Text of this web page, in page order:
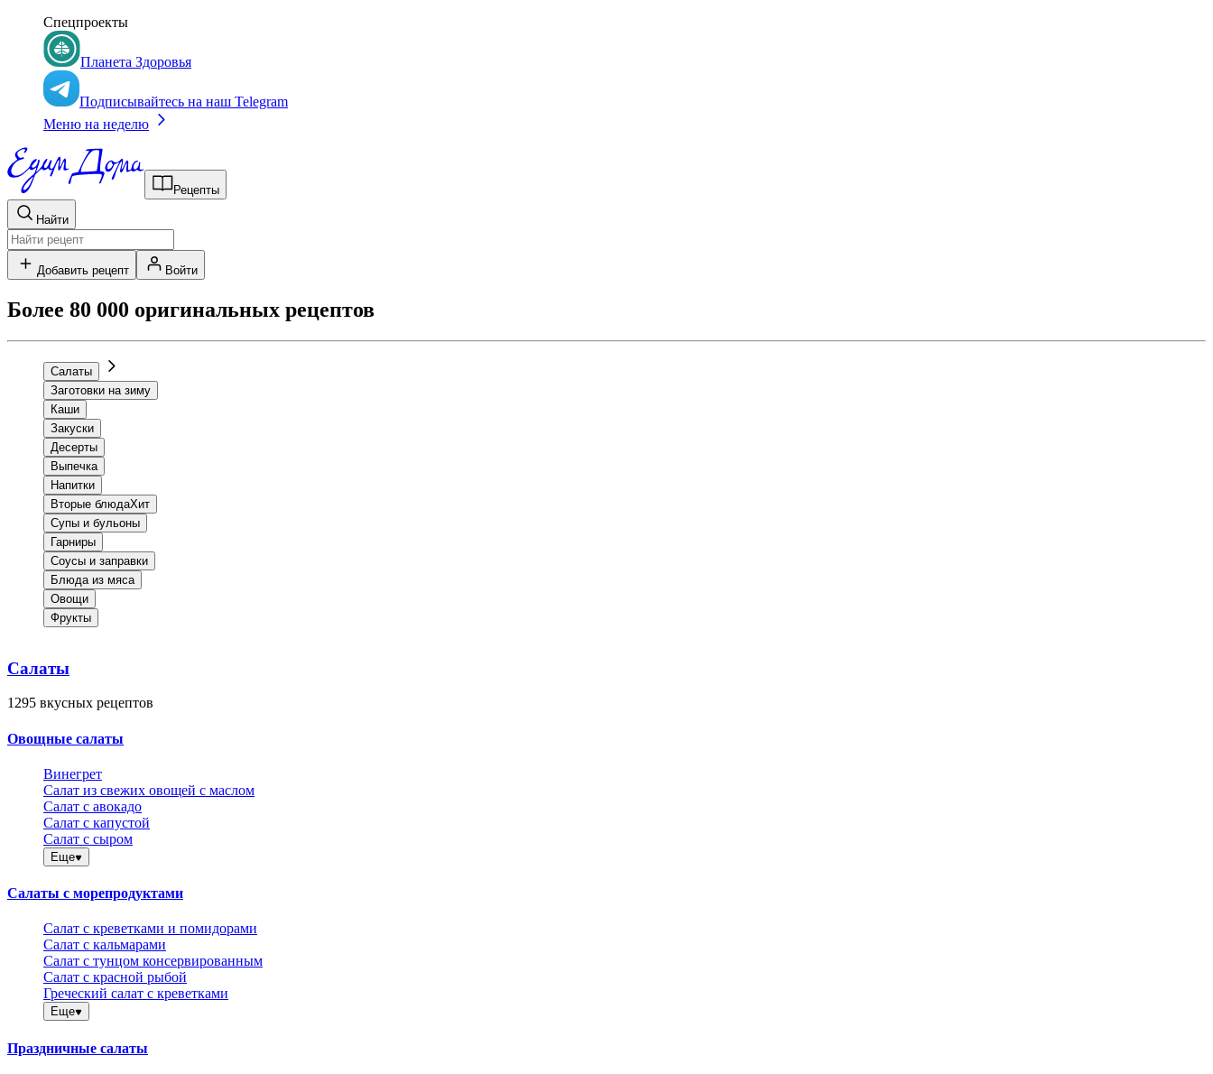
Спецпроекты
Планета Здоровья
Подписывайтесь на наш Telegram
Меню на неделю
Рецепты
Найти
Добавить рецепт Войти
Более 80 000 оригинальных рецептов
Салаты
Заготовки на зиму
Каши
Закуски
Десерты
Выпечка
Напитки
Вторые блюдаХит
Супы и бульоны
Гарниры
Соусы и заправки
Блюда из мяса
Овощи
Фрукты
Салаты
1295 вкусных рецептов
Овощные салаты
Винегрет
Салат из свежих овощей с маслом
Салат с авокадо
Салат с капустой
Салат с сыром
Еще
Салаты с морепродуктами
Салат с креветками и помидорами
Салат с кальмарами
Салат с тунцом консервированным
Салат с красной рыбой
Греческий салат с креветками
Еще
Праздничные салаты